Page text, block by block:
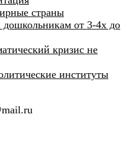
страны
дошкольникам от 3-4х до
кризис не
институты